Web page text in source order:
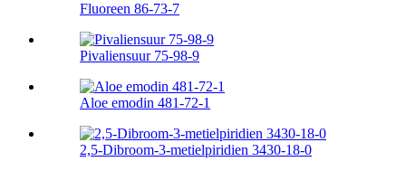
Fluoreen 86-73-7
Pivaliensuur 75-98-9
Aloe emodin 481-72-1
2,5-Dibroom-3-metielpiridien 3430-18-0